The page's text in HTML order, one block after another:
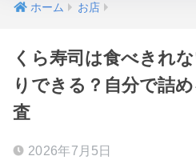
ホーム お店
くら寿司は食べきれ
りできる？自分で詰
査
2026年7月5日